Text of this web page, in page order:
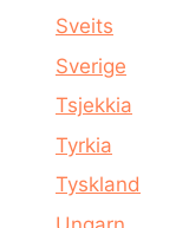
Sveits
Sverige
Tsjekkia
Tyrkia
Tyskland